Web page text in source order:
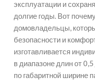
эксплуатации и
долгие годы. Вот
домовладельцы,
безопасности и
изготавливается
в диапазоне длин от
по габаритной ширине